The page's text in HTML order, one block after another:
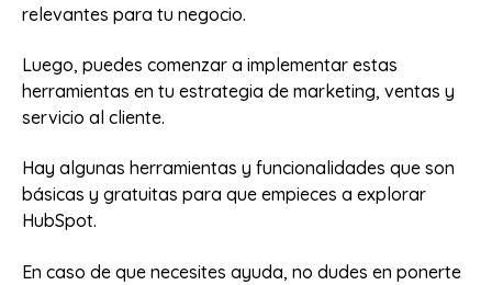
relevantes para tu negocio.
Luego, puedes comenzar a implementar estas
herramientas en tu estrategia de marketing, ventas y
servicio al cliente.
Hay algunas herramientas y funcionalidades que son
básicas y gratuitas para que empieces a explorar
HubSpot.
En caso de que necesites ayuda, no dudes en ponerte